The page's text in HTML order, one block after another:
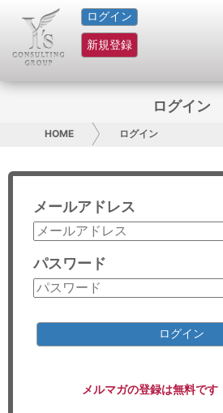
ログイン
新規登録
HOME
サービス紹介
グループ概要
採用情報
お問い合わせ
コンサルティング
リサーチ
ログイン
HOME ログイン
メールアドレス
パスワード
ログイン
メルマガの登録は無料です